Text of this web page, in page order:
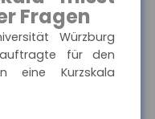
Fragen
Würzburg
für den
eine Kurzskala
zur
privaten